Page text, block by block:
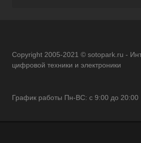
Copyright 2005-2021 © sotopark.ru -
цифровой техники и электроники
График работы Пн-ВС: с 9:00 до 20:00